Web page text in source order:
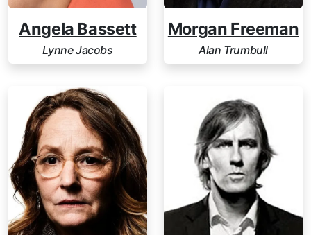
Angela Bassett
Lynne Jacobs
Morgan Freeman
Alan Trumbull